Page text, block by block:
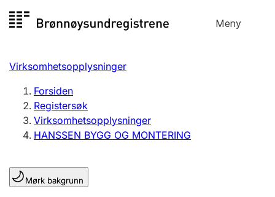
til
Meny
Registersøk
Aksjeselskap
Enkeltpersonforetak
Registrere, endre, slette
Lag og forening
Virksomhetsopplysninger
Forsiden
Registersøk
Virksomhetsopplysninger
HANSSEN BYGG OG MONTERING
Mørk bakgrunn